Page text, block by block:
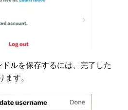
ルを保存するには、完了した
す。